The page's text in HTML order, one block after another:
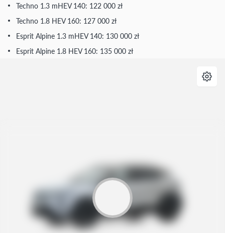
Techno 1.3 mHEV 140: 122 000 zł
Techno 1.8 HEV 160: 127 000 zł
Esprit Alpine 1.3 mHEV 140: 130 000 zł
Esprit Alpine 1.8 HEV 160: 135 000 zł